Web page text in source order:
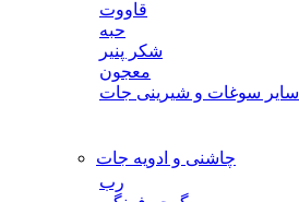
قاووت
حبه
شکر پنیر
معجون
سایر سوغات و شیرینی جات
چاشنی و ادویه جات
رب